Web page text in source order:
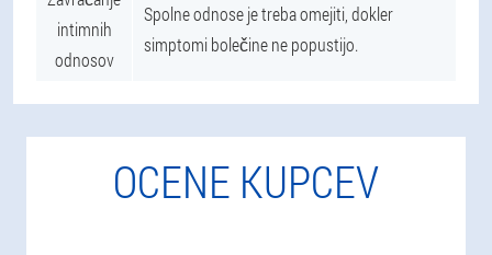
intimnih
odnosov
Spolne odnose je treba omejiti, dokler
simptomi bolečine ne popustijo.
OCENE KUPCEV